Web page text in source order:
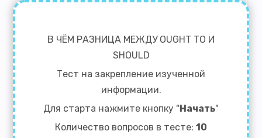
В ЧЁМ РАЗНИЦА МЕЖДУ OUGHT TO И
SHOULD
Тест на закрепление изученной
информации.
Для старта нажмите кнопку "Начать"
Количество вопросов в тесте: 10